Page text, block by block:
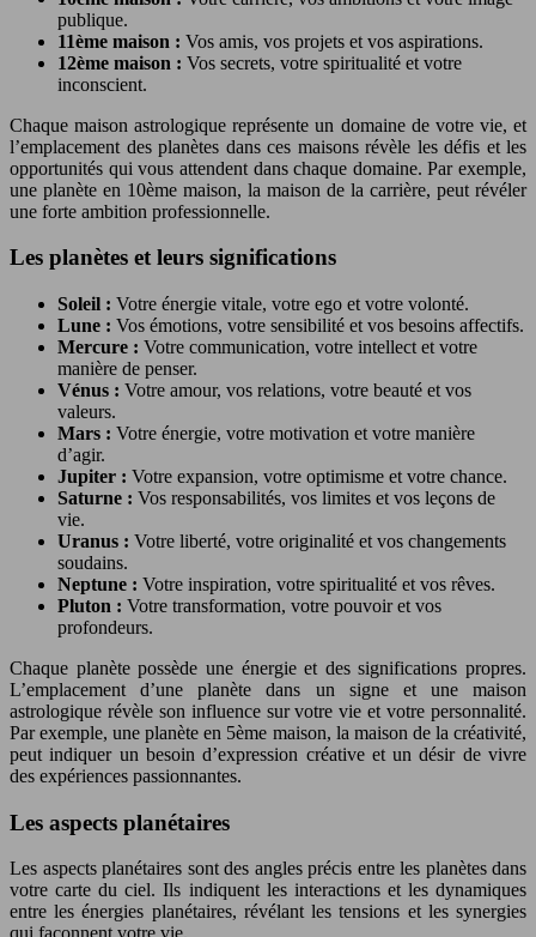
publique.
11ème maison : Vos amis, vos projets et vos aspirations.
12ème maison : Vos secrets, votre spiritualité et votre
inconscient.
Chaque maison astrologique représente un domaine de votre vie, et
l’emplacement des planètes dans ces maisons révèle les défis et les
opportunités qui vous attendent dans chaque domaine. Par exemple,
une planète en 10ème maison, la maison de la carrière, peut révéler
une forte ambition professionnelle.
Les planètes et leurs significations
Soleil : Votre énergie vitale, votre ego et votre volonté.
Lune : Vos émotions, votre sensibilité et vos besoins affectifs.
Mercure : Votre communication, votre intellect et votre
manière de penser.
Vénus : Votre amour, vos relations, votre beauté et vos
valeurs.
Mars : Votre énergie, votre motivation et votre manière
d’agir.
Jupiter : Votre expansion, votre optimisme et votre chance.
Saturne : Vos responsabilités, vos limites et vos leçons de
vie.
Uranus : Votre liberté, votre originalité et vos changements
soudains.
Neptune : Votre inspiration, votre spiritualité et vos rêves.
Pluton : Votre transformation, votre pouvoir et vos
profondeurs.
Chaque planète possède une énergie et des significations propres.
L’emplacement d’une planète dans un signe et une maison
astrologique révèle son influence sur votre vie et votre personnalité.
Par exemple, une planète en 5ème maison, la maison de la créativité,
peut indiquer un besoin d’expression créative et un désir de vivre
des expériences passionnantes.
Les aspects planétaires
Les aspects planétaires sont des angles précis entre les planètes dans
votre carte du ciel. Ils indiquent les interactions et les dynamiques
entre les énergies planétaires, révélant les tensions et les synergies